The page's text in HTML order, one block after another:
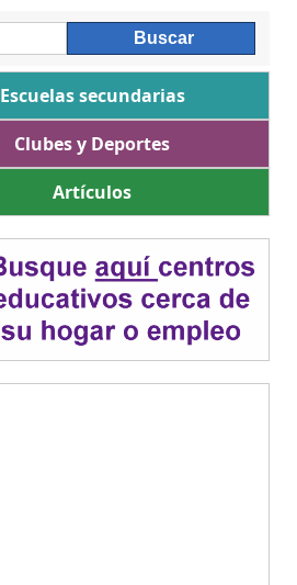
Escuelas secundarias
Clubes y Deportes
Artículos